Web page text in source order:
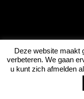
Deze website maakt
verbeteren. We gaan
u kunt zich afmelden